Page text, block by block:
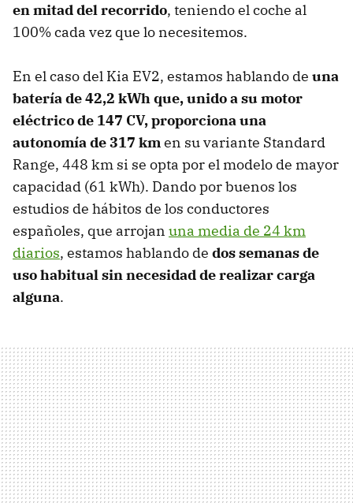
en mitad del recorrido, teniendo el coche al
100% cada vez que lo necesitemos.
En el caso del Kia EV2, estamos hablando de una
batería de 42,2 kWh que, unido a su motor
eléctrico de 147 CV, proporciona una
autonomía de 317 kmen su variante Standard
Range, 448 km si se opta por el modelo de mayor
capacidad (61 kWh). Dando por buenos los
estudios de hábitos de los conductores
españoles, que arrojan una media de 24 km
diarios, estamos hablando de dos semanas de
uso habitual sin necesidad de realizar carga
alguna.